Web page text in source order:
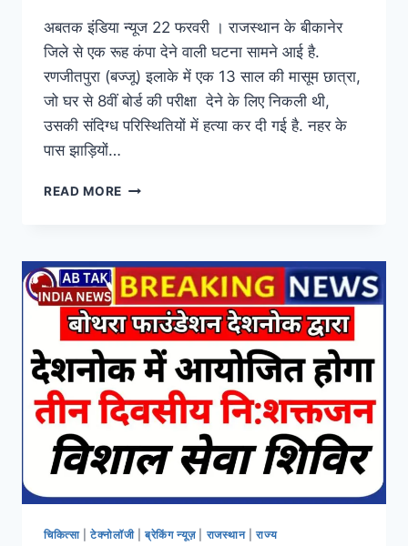
‘पर्ची सरकार’ में कानून व्यवस्था पूरी
तरह वेंटिलेटर पर है
By Abtak India News February 22, 2026
अबतक इंडिया न्यूज 22 फरवरी । राजस्थान के बीकानेर
जिले से एक रूह कंपा देने वाली घटना सामने आई है.
रणजीतपुरा (बज्जू) इलाके में एक 13 साल की मासूम छात्रा,
पास झाड़ियों…
READ MORE